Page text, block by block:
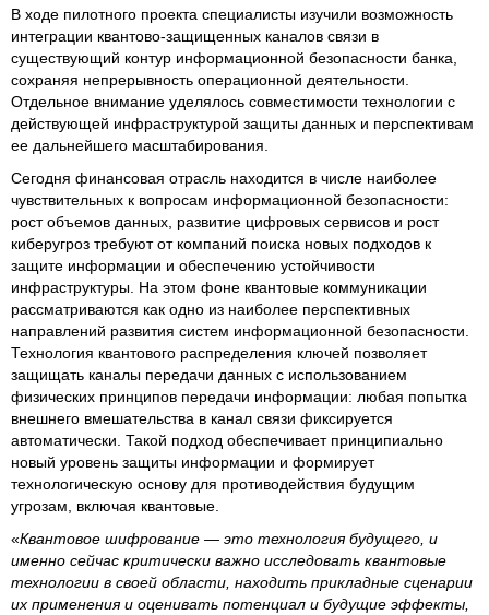
В ходе пилотного проекта специалисты изучили возможность
интеграции квантово-защищенных каналов связи в
существующий контур информационной безопасности банка,
сохраняя непрерывность операционной деятельности.
Отдельное внимание уделялось совместимости технологии с
действующей инфраструктурой защиты данных и перспективам
ее дальнейшего масштабирования.
Сегодня финансовая отрасль находится в числе наиболее
чувствительных к вопросам информационной безопасности:
рост объемов данных, развитие цифровых сервисов и рост
киберугроз требуют от компаний поиска новых подходов к
защите информации и обеспечению устойчивости
инфраструктуры. На этом фоне квантовые коммуникации
рассматриваются как одно из наиболее перспективных
направлений развития систем информационной безопасности.
Технология квантового распределения ключей позволяет
защищать каналы передачи данных с использованием
физических принципов передачи информации: любая попытка
внешнего вмешательства в канал связи фиксируется
автоматически. Такой подход обеспечивает принципиально
новый уровень защиты информации и формирует
технологическую основу для противодействия будущим
угрозам, включая квантовые.
«Квантовое шифрование — это технология будущего, и
именно сейчас критически важно исследовать квантовые
технологии в своей области, находить прикладные сценарии
их применения и оценивать потенциал и будущие эффекты,